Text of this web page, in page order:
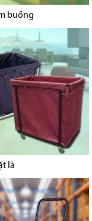
buồng
là